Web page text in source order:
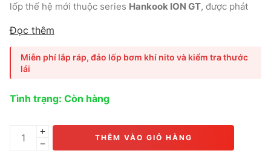
lốp thế hệ mới thuộc series Hankook ION GT, được phát
trung, mang lại
lượng tối ưu và độ bám vững chắc trong mọi điều kiện
vận hành. Đây là lựa chọn lý tưởng cho các mẫu xe như
Hyundai Kona Electric, Kia Niro EV, VinFast VF6, Toyota
Corolla Cross Hybrid, MG ZS EV
Đọc thêm
Miễn phí lắp ráp, đảo lốp bơm khí nito và kiểm tra thước
lái
Tình trạng: Còn hàng
THÊM VÀO GIỎ HÀNG